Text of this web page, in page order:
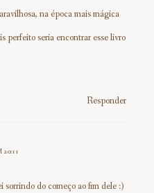
na época mais mágica
perfeito seria encontrar esse livro
Responder
20:11
do começo ao fim dele :)